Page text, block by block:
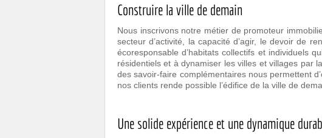
Construire la ville de demain
Nous inscrivons notre métier de promoteur
secteur d’activité, la capacité d’agir, le devoir de
écoresponsable d’habitats collectifs et individuels
résidentiels et à dynamiser les villes et villages par
des savoir-faire complémentaires nous permettent
nos clients rende possible l’édifice de la ville de
Une solide expérience et une dynamique